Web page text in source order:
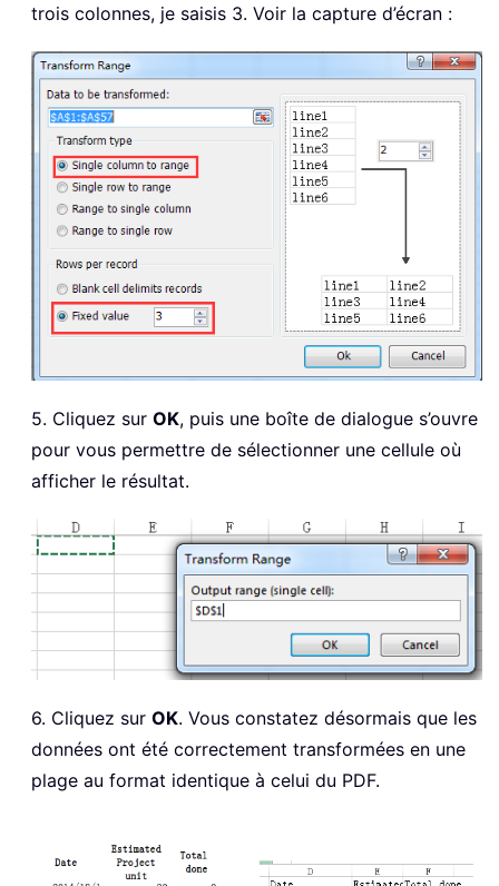
trois colonnes, je saisis 3. Voir la capture d’écran :
5. Cliquez sur OK, puis une boîte de dialogue s’ouvre
pour vous permettre de sélectionner une cellule où
afficher le résultat.
6. Cliquez sur OK. Vous constatez désormais que les
données ont été correctement transformées en une
plage au format identique à celui du PDF.